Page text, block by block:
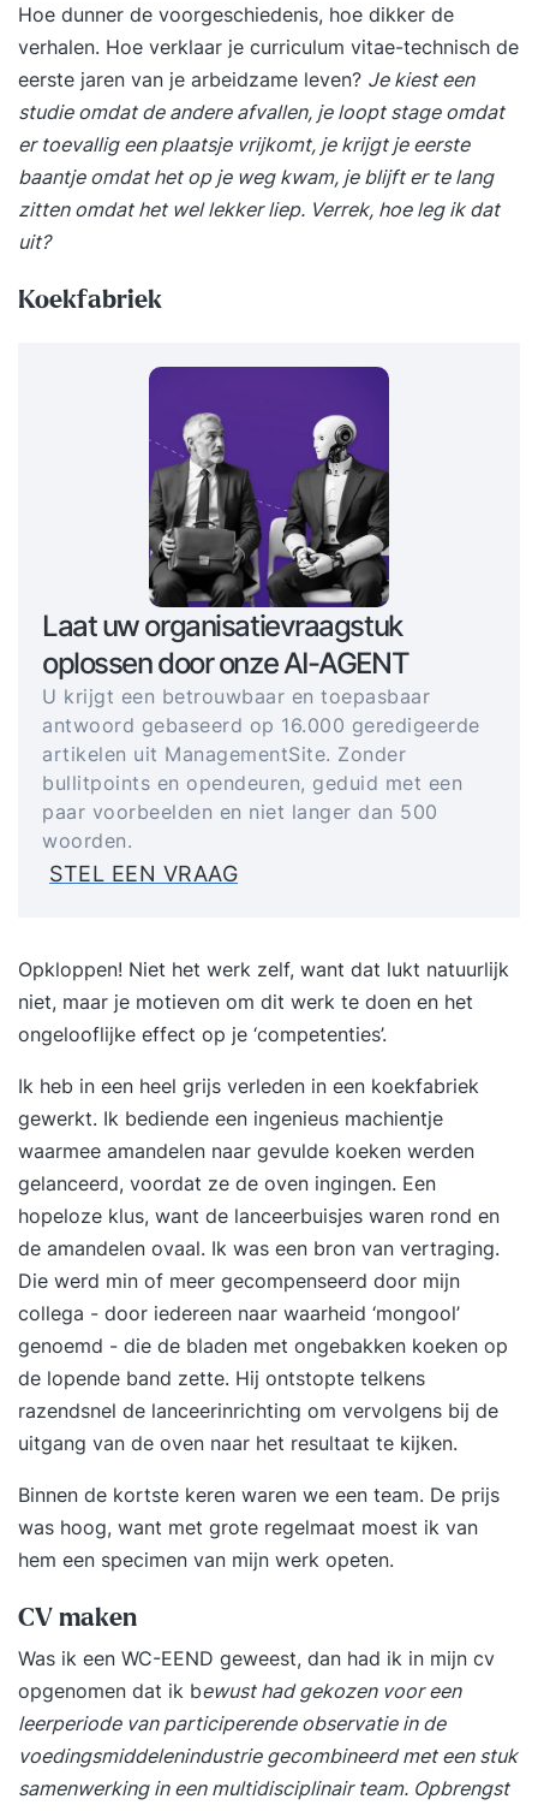
Hoe dunner de voorgeschiedenis, hoe dikker de
verhalen. Hoe verklaar je curriculum vitae-technisch de
eerste jaren van je arbeidzame leven? Je kiest een
studie omdat de andere afvallen, je loopt stage omdat
er toevallig een plaatsje vrijkomt, je krijgt je eerste
baantje omdat het op je weg kwam, je blijft er te lang
zitten omdat het wel lekker liep. Verrek, hoe leg ik dat
uit?
Koekfabriek
Laat uw organisatievraagstuk
oplossen door onze AI-AGENT
U krijgt een betrouwbaar en toepasbaar
antwoord gebaseerd op 16.000 geredigeerde
artikelen uit ManagementSite. Zonder
bullitpoints en opendeuren, geduid met een
paar voorbeelden en niet langer dan 500
woorden.
STEL EEN VRAAG
Opkloppen! Niet het werk zelf, want dat lukt natuurlijk
niet, maar je motieven om dit werk te doen en het
ongelooflijke effect op je ‘competenties’.
Ik heb in een heel grijs verleden in een koekfabriek
gewerkt. Ik bediende een ingenieus machientje
waarmee amandelen naar gevulde koeken werden
gelanceerd, voordat ze de oven ingingen. Een
hopeloze klus, want de lanceerbuisjes waren rond en
de amandelen ovaal. Ik was een bron van vertraging.
Die werd min of meer gecompenseerd door mijn
collega - door iedereen naar waarheid ‘mongool’
genoemd - die de bladen met ongebakken koeken op
de lopende band zette. Hij ontstopte telkens
razendsnel de lanceerinrichting om vervolgens bij de
uitgang van de oven naar het resultaat te kijken.
Binnen de kortste keren waren we een team. De prijs
was hoog, want met grote regelmaat moest ik van
hem een specimen van mijn werk opeten.
CV maken
Was ik een WC-EEND geweest, dan had ik in mijn cv
opgenomen dat ik bewust had gekozen voor een
leerperiode van participerende observatie in de
voedingsmiddelenindustrie gecombineerd met een stuk
samenwerking in een multidisciplinair team. Opbrengst